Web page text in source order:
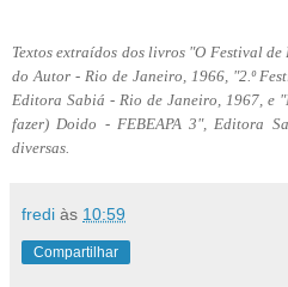
Textos extraídos dos livros "O Festival
do Autor - Rio de Janeiro, 1966, "2.º
Editora Sabiá - Rio de Janeiro, 1967, e
fazer) Doido - FEBEAPA 3", Editora
diversas.
fredi às 10:59
Compartilhar